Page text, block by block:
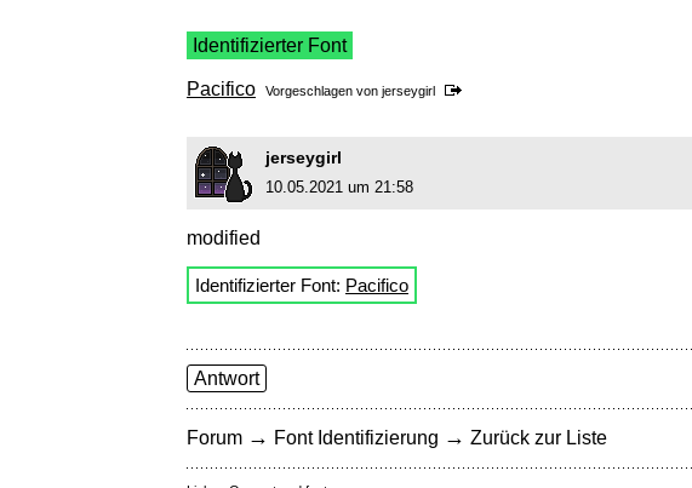
Identifizierter Font
Pacifico Vorgeschlagen von jerseygirl
jerseygirl
10.05.2021 um 21:58
modified
Identifizierter Font: Pacifico
Antwort
Forum → Font Identifizierung → Zurück zur Liste